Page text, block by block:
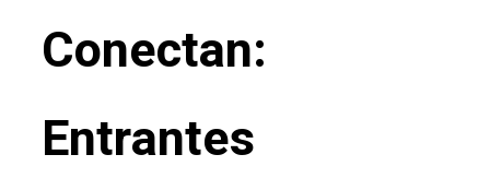
Conectan:
Entrantes